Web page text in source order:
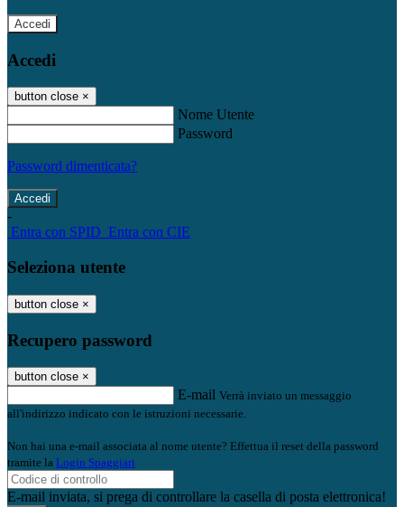
Accedi
Accedi
button close ×
Nome Utente
Password
Password dimenticata?
-
Entra con SPID Entra con CIE
Seleziona utente
button close ×
Recupero password
button close ×
E-mail Verrà inviato un messaggio
all'indirizzo indicato con le istruzioni necessarie.
Non hai una e-mail associata al nome utente? Effettua il reset della password
tramite la Login Spaggiari
E-mail inviata, si prega di controllare la casella di posta elettronica!